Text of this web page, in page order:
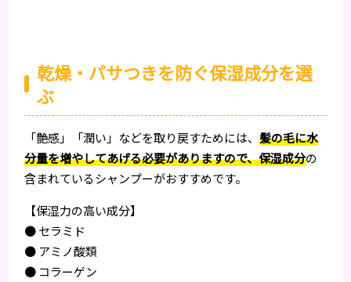
乾燥・パサつきを防ぐ保湿成分を選
ぶ
「艶感」「潤い」などを取り戻すためには、髪の毛に水
分量を増やしてあげる必要がありますので、保湿成分の
含まれているシャンプーがおすすめです。
【保湿力の高い成分】
● セラミド
● アミノ酸類
● コラーゲン